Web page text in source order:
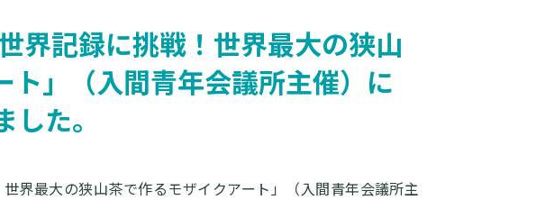
界記録に挑戦！世界最大の狭山
ト」（入間青年会議所主催）に
た。
界最大の狭山茶で作るモザイクアート」（入間青年会議所主